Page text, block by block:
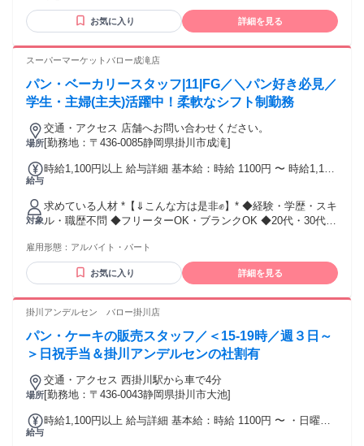
（夫）活躍中 好きなことを仕事にすることで 仕事のモチベー
ションも向上⇈ 気になった方は、気軽にご応募ください‼
お気に入り 詳細を見る
スーパーマーケットバロー成滝店
パン・ベーカリースタッフ|11|FG／＼パン好き必見／
学生・主婦(主夫)活躍中！柔軟なシフト制勤務
場所
交通・アクセス 店舗へお問い合わせください。
[勤務地：〒436-0085静岡県掛川市成滝]
給与
時給1,100円以上 給与詳細 基本給：時給 1100円 〜 時給1,100
対象
求めている人材 *【⇓こんな方は是非✊️】* ◆経験・学歴・スキ
ル・職歴不問 ◆フリーターOK・ブランクOK ◆20代・30代・
男性スタッフ多数在籍中 ハローワークで求職中の方も応募
OK‼ ”セカンドキャリアで働きたい！” ”無理なく自分のペース
で働きたい！” こんな方はぜひご応募ください！
雇用形態： アルバイト・パート
お気に入り 詳細を見る
掛川アンデルセン バロー掛川店
パン・ケーキの販売スタッフ／＜15-19時／週３日～
＞日祝手当＆掛川アンデルセンの社割有
場所
交通・アクセス 西掛川駅から車で4分
[勤務地：〒436-0043静岡県掛川市大池]
給与
時給1,100円以上 給与詳細 基本給：時給 1100円 〜 ・日曜